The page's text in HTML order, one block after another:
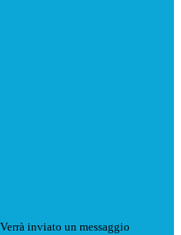
Verrà inviato un messaggio